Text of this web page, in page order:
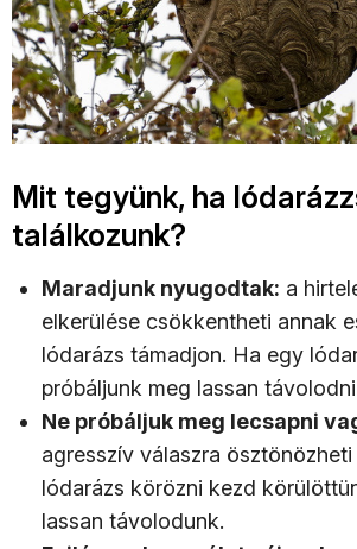
Mit tegyünk, ha
találkozunk?
Maradjunk nyugodtak: a
elkerülése csökkentheti annak
lódarázs támadjon. Ha egy
próbáljunk meg lassan
Ne próbáljuk meg lecsapni
agresszív válaszra
lódarázs körözni kezd
lassan távolodunk.